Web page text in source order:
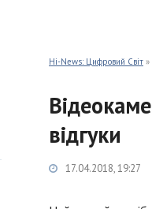
Hi-News: Цифровий Світ »
відгуки
17.04.2018, 19:27